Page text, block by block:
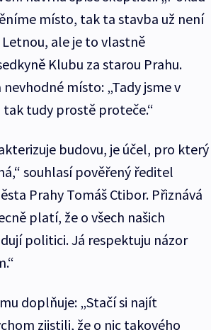
místo, tak ta stavba už není
ale je to vlastně
Klubu za starou Prahu.
místo: „Tady jsme v
tak tudy prostě proteče.“
budovu, je účel, pro který
souhlasí pověřený ředitel
Prahy Tomáš Ctibor. Přiznává
platí, že o všech našich
politici. Já respektuju názor
doplňuje: „Stačí si najít
zjistili, že o nic takového